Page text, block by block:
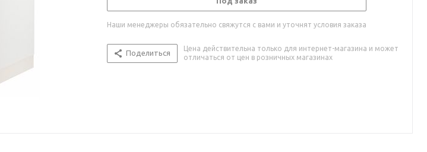
Наши менеджеры обязательно свяжутся с вами и уточнят условия заказа
Поделиться
Цена действительна только для интернет-магазина и может
отличаться от цен в розничных магазинах